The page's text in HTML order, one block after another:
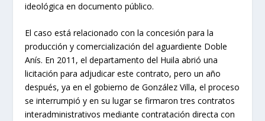
ideológica en documento público.
El caso está relacionado con la concesión para la
producción y comercialización del aguardiente Doble
Anís. En 2011, el departamento del Huila abrió una
licitación para adjudicar este contrato, pero un año
después, ya en el gobierno de González Villa, el proceso
se interrumpió y en su lugar se firmaron tres contratos
interadministrativos mediante contratación directa con